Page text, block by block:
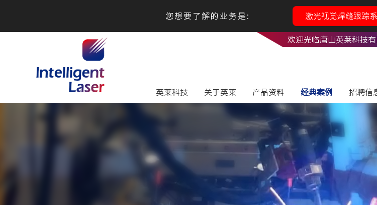
您想要了解的业务是: 激光视觉焊缝跟踪
欢迎光临唐山英莱科技有
英莱科技 关于英莱 产品资料 经典案例 招聘信